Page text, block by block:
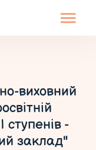
виховний
ступенів -
заклад"